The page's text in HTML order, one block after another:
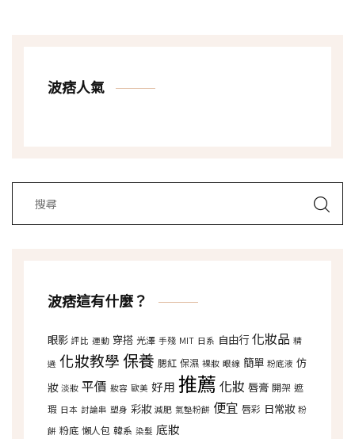
波痞人氣
波痞這有什麼？
眼影 評比 運動 穿搭 光澤 手殘 MIT 日系 自由行 化妝品 精
選 化妝教學保養 腮紅 保濕 裸妝 眼線 簡單 粉底液 仿
妝 淡妝 平價 妝容 歐美 好用 推薦 化妝 唇膏 開架 遮
瑕 日本 討論串 塑身 彩妝 減肥 氣墊粉餅 便宜 唇彩 日常妝 粉
餅 粉底 懶人包 韓系 染髮 底妝